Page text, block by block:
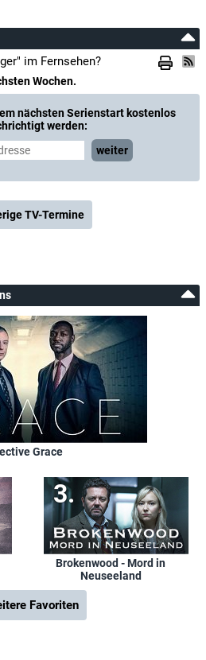
im Fernsehen?
Wochen.
nächsten Serienstart kostenlos
werden:
weiter
TV-Termine
Grace
Brokenwood - Mord in
Neuseeland
Favoriten